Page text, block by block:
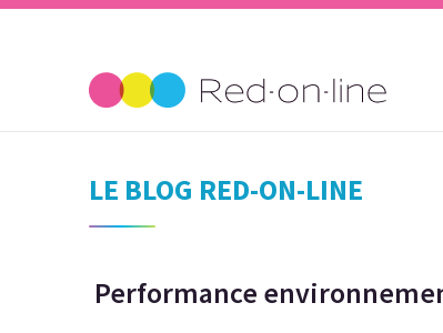
LE BLOG RED-ON-LINE
Performance